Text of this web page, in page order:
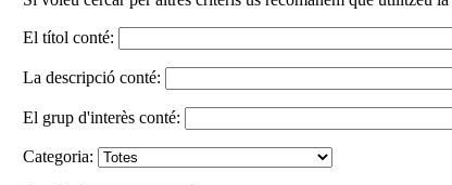
El títol conté:
La descripció conté:
El grup d'interès conté:
Categoria: